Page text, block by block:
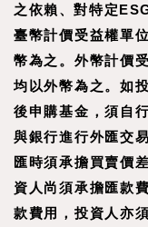
之依賴、對特定
臺幣計價受益權單
幣為之。外幣計價
均以外幣為之。如
後申購基金，須自
與銀行進行外匯交
匯時須承擔買賣價
資人尚須承擔匯款
款費用，投資人亦